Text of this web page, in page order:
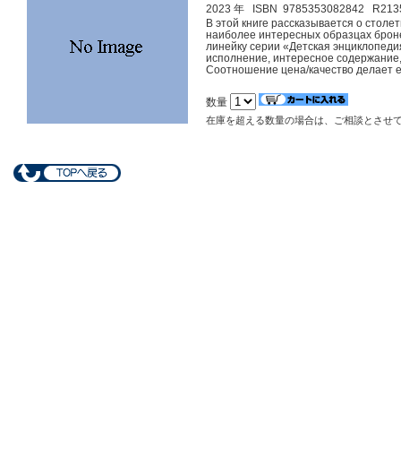
2023 年 ISBN 9785353082842
В этой книге рассказывается о
наиболее интересных образцах
линейку серии «Детская
исполнение, интересное
Соотношение цена/качество делает
数量
在庫を超える数量の場合は、ご相談とさせ